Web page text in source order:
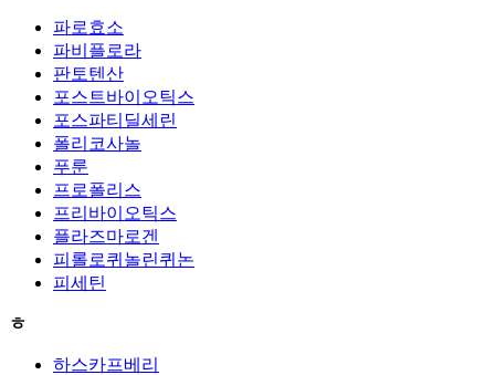
파로효소
파비플로라
판토텐산
포스트바이오틱스
포스파티딜세린
폴리코사놀
푸룬
프로폴리스
프리바이오틱스
플라즈마로겐
피롤로퀴놀린퀴논
피세틴
ㅎ
하스카프베리